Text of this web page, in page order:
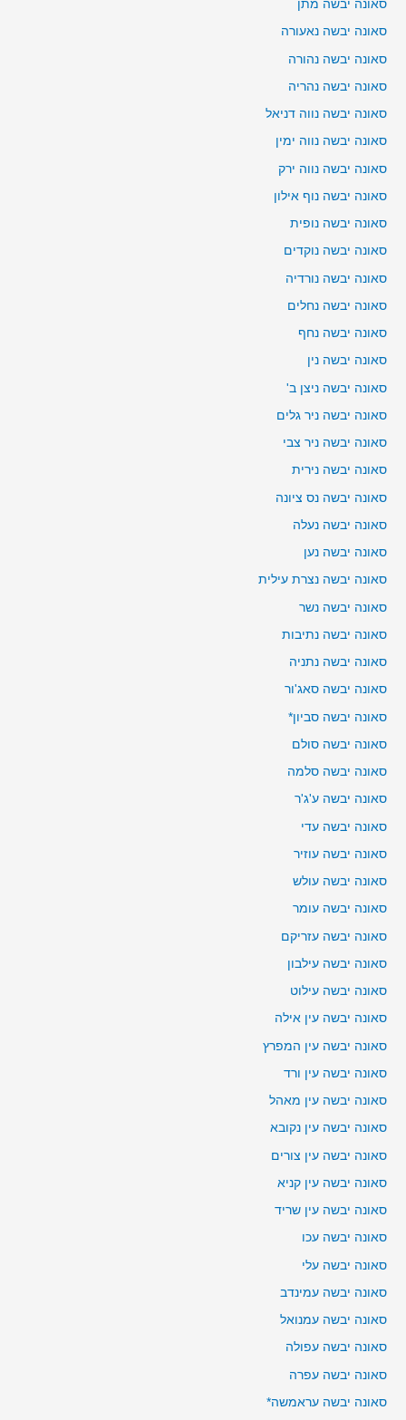
סאונה יבשה מתן
סאונה יבשה נאעורה
סאונה יבשה נהורה
סאונה יבשה נהריה
סאונה יבשה נווה דניאל
סאונה יבשה נווה ימין
סאונה יבשה נווה ירק
סאונה יבשה נוף אילון
סאונה יבשה נופית
סאונה יבשה נוקדים
סאונה יבשה נורדיה
סאונה יבשה נחלים
סאונה יבשה נחף
סאונה יבשה נין
סאונה יבשה ניצן ב'
סאונה יבשה ניר גלים
סאונה יבשה ניר צבי
סאונה יבשה נירית
סאונה יבשה נס ציונה
סאונה יבשה נעלה
סאונה יבשה נען
סאונה יבשה נצרת עילית
סאונה יבשה נשר
סאונה יבשה נתיבות
סאונה יבשה נתניה
סאונה יבשה סאג'ור
סאונה יבשה סביון*
סאונה יבשה סולם
סאונה יבשה סלמה
סאונה יבשה ע'ג'ר
סאונה יבשה עדי
סאונה יבשה עוזיר
סאונה יבשה עולש
סאונה יבשה עומר
סאונה יבשה עזריקם
סאונה יבשה עילבון
סאונה יבשה עילוט
סאונה יבשה עין אילה
סאונה יבשה עין המפרץ
סאונה יבשה עין ורד
סאונה יבשה עין מאהל
סאונה יבשה עין נקובא
סאונה יבשה עין צורים
סאונה יבשה עין קניא
סאונה יבשה עין שריד
סאונה יבשה עכו
סאונה יבשה עלי
סאונה יבשה עמינדב
סאונה יבשה עמנואל
סאונה יבשה עפולה
סאונה יבשה עפרה
סאונה יבשה עראמשה*